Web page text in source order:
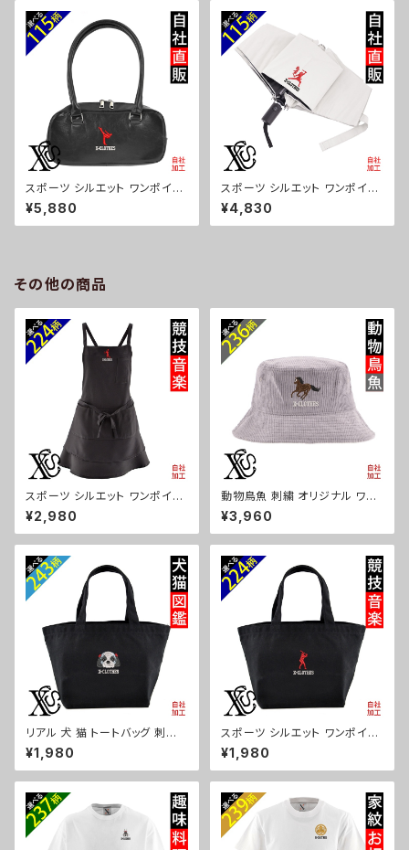
部活 野球 サッカー バスケ テニ
ス 和太鼓 大相撲 ori-a-bg17
9-b08-s
野球 サッカー バスケ テニス 和
太鼓 大相撲 ori-a-bg178-b0
8-s
スポーツ シルエット ワンポイン
ト 刺繍上品なシボ感 横長ショル
ダーバッグ レディース ミニボス
トン 軽量 雑貨 グッズ 自社ブラ
¥5,880
スポーツ シルエット ワンポイン
ト 刺繍【形状記憶+自動開閉】
折りたたみ傘 レディース メンズ
55cm 晴雨兼用 UVカット99.
¥4,830
その他の商品
スポーツ シルエット ワンポイン
ト 刺繍 エプロン ワンピース レ
ディース 撥水加工 おしゃれ か
わいい フリル ティアード フレア
ロン リボン ブラック 黒 グッズ
文字 面白い おもしろ 卒団 記念
品 部活 卒業 ori-a-tao13-b0
8-s
¥2,980
動物鳥魚 刺繍 オリジナル ワン
ポイント コーデュロイ バケット
ハット メンズ レディース 帽子
自社ブランド ロゴ グッズ 柄 お
文鳥 パンダ 魚 動物 ori-a-cap
39-b06-s
¥3,960
リアル 犬 猫 トートバッグ 刺繍
プレゼント ワンポイント ミニト
ートバッグ レディース キッズ メ
ンズ キャンバス オリジナル 小さ
ンチバッグ ミニ 子供 グッズ 柄
柴犬 チワワ シーズー シュナウ
ザー パグ X-CLOTHES 猫図
鑑 犬図鑑 ori-aw-bag2-b10
¥1,980
スポーツ シルエット ワンポイン
ト 刺繍 ミニトートバッグ レディ
ース キッズ メンズ キャンバス オ
リジナル 小さめ 帆布 おしゃれ
軽い ミニバッグ 子供 黒 ブラッ
ク グッズ 文字 面白い おもしろ
卒団 記念品 部活 卒業 ori-aw
-bag2-b08-s
¥1,980